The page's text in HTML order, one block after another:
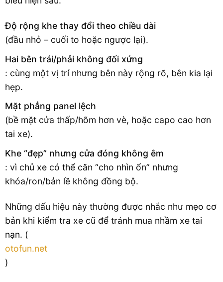
Độ rộng khe thay đổi theo chiều dài
(đầu nhỏ – cuối to hoặc ngược lại).
Hai bên trái/phải không đối xứng
: cùng một vị trí nhưng bên này rộng rõ, bên kia lại
hẹp.
Mặt phẳng panel lệch
(bề mặt cửa thấp/hõm hơn vè, hoặc capo cao hơn
tai xe).
Khe “đẹp” nhưng cửa đóng không êm
: vì chủ xe có thể căn “cho nhìn ổn” nhưng
khóa/ron/bản lề không đồng bộ.
Những dấu hiệu này thường được nhắc như mẹo cơ
bản khi kiểm tra xe cũ để tránh mua nhầm xe tai
nạn. (
otofun.net
)